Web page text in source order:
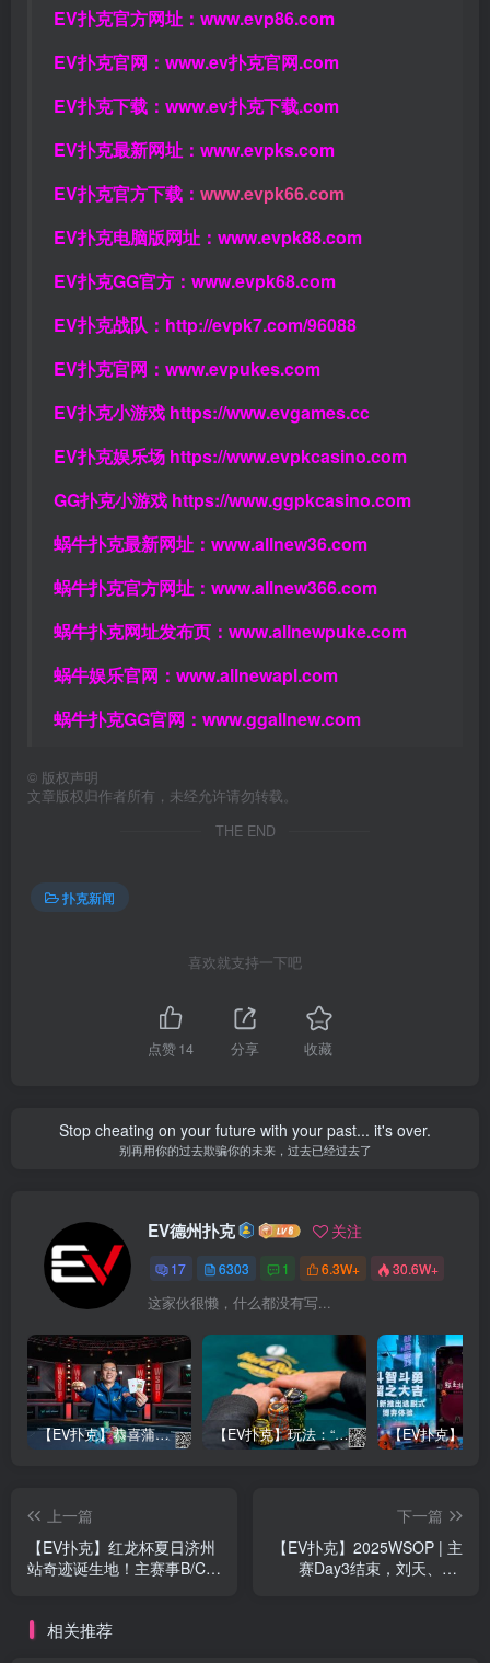
EV扑克官方网址： www.evp86.com
EV扑克官网： www.ev扑克官网.com
EV扑克下载： www.ev扑克下载.com
EV扑克最新网址： www.evpks.com
EV扑克官方下载： www.evpk66.com
EV扑克电脑版网址： www.evpk88.com
EV扑克GG官方： www.evpk68.com
EV扑克战队： http://evpk7.com/96088
EV扑克官网： www.evpukes.com
EV扑克小游戏 https://www.evgames.cc
EV扑克娱乐场 https://www.evpkcasino.com
GG扑克小游戏 https://www.ggpkcasino.com
蜗牛扑克最新网址： www.allnew36.com
蜗牛扑克官方网址： www.allnew366.com
蜗牛扑克网址发布页： www.allnewpuke.com
蜗牛娱乐官网： www.allnewapl.com
蜗牛扑克GG官网： www.ggallnew.com
© 版权声明
文章版权归作者所有，未经允许请勿转载。
THE END
扑克新闻
喜欢就支持一下吧
点赞14 分享 收藏
Stop cheating on your future with your past... it's over.
别再用你的过去欺骗你的未来，过去已经过去了
EV德州扑克 关注
17 6303 1 6.3W+ 30.6W+
这家伙很懒，什么都没有写...
【EV扑克】恭喜蒲蔚然赛事#65夺冠，收获国人2023WSOP第六条金手链，奖金93万刀！ 【EV扑克】玩法：“松弱鱼/松凶鱼打法”的基本攻略
上一篇
【EV扑克】红龙杯夏日济州
站奇迹诞生地！主赛事B/C两
日双冠实至名归成就傲人佳
下一篇
【EV扑克】2025WSOP | 主
赛Day3结束，刘天、Liu
相关推荐